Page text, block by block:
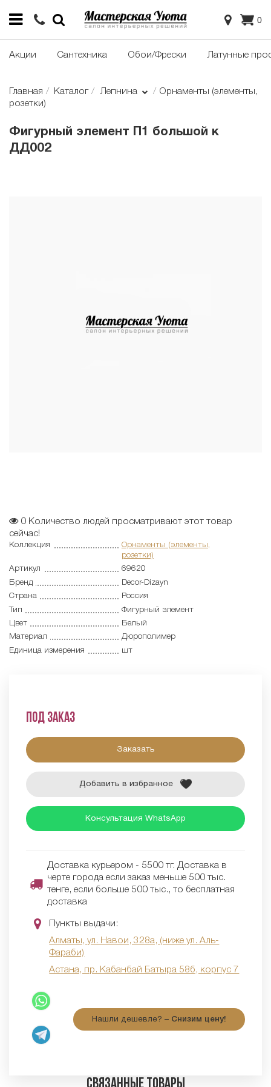
0
Акции Сантехника Обои/Фрески Латунные
Главная Каталог Лепнина
Орнаменты (элементы,
розетки)
Фигурный элемент П1 большой к
ДД002
0 Количество людей просматривают этот товар
сейчас!
Коллекция
Орнаменты (элементы,
розетки)
Артикул
69620
Бренд
Decor-Dizayn
Страна
Россия
Тип
Фигурный элемент
Цвет
Белый
Материал
Дюрополимер
Единица измерения
шт
Под заказ
Заказать
Добавить в избранное
Консультация WhatsApp
Доставка курьером - 5500 тг. Доставка в
черте города если заказ меньше 500 тыс.
тенге, если больше 500 тыс., то бесплатная
доставка
Пункты выдачи:
Алматы, ул. Навои, 328а, (ниже ул. Аль-
Фараби)
Астана, пр. Кабанбай Батыра 58б, корпус 7
Нашли дешевле? – Снизим цену!